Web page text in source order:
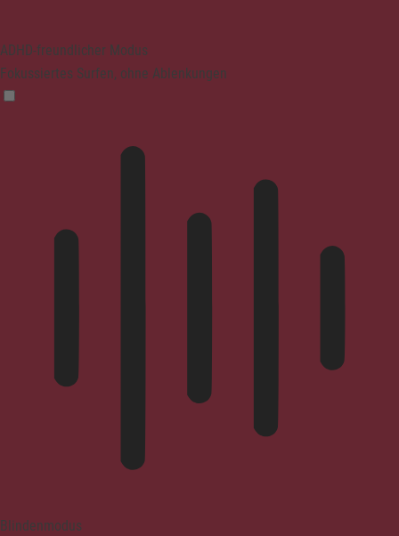
ADHD-freundlicher Modus
Fokussiertes Surfen, ohne Ablenkungen
Blindenmodus